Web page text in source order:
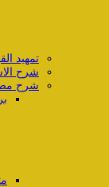
تمهید
شرح
شرح